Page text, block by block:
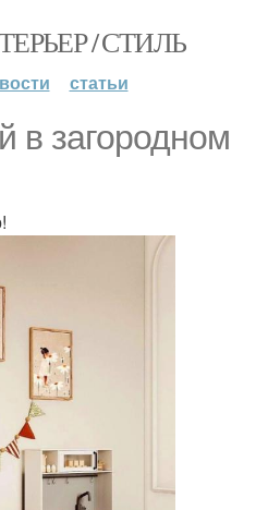
/ СТИЛЬ
статьи
в загородном